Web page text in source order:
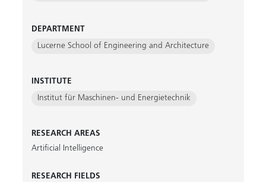
DEPARTMENT
Lucerne School of Engineering and Architecture
INSTITUTE
Institut für Maschinen- und Energietechnik
RESEARCH AREAS
Artificial Intelligence
RESEARCH FIELDS